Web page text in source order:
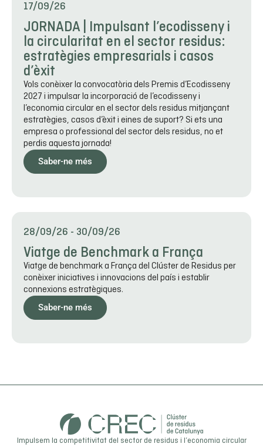
17/09/26
JORNADA | Impulsant l’ecodisseny i
la circularitat en el sector residus:
estratègies empresarials i casos
d’èxit
Vols conèixer la convocatòria dels Premis d’Ecodisseny
2027 i impulsar la incorporació de l’ecodisseny i
l’economia circular en el sector dels residus mitjançant
estratègies, casos d’èxit i eines de suport? Si ets una
empresa o professional del sector dels residus, no et
perdis aquesta jornada!
Saber-ne més
28/09/26 - 30/09/26
Viatge de Benchmark a França
Viatge de benchmark a França del Clúster de Residus per
conèixer iniciatives i innovacions del país i establir
connexions estratègiques.
Saber-ne més
Impulsem la competitivitat del sector de residus i l’economia circular